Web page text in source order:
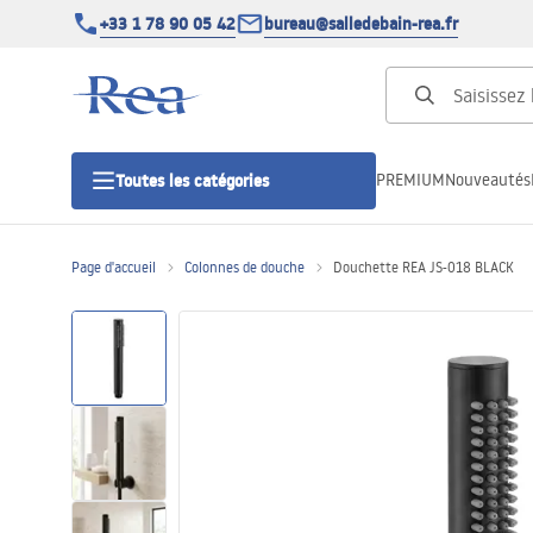
+33 1 78 90 05 42 bureau@salledebain-rea.fr
Toutes les catégories
Receveurs de douche
Caniveaux de douche
PREMIUMNouveautés
Page d'accueil Colonnes de douche Douchette REA JS-018 BLACK